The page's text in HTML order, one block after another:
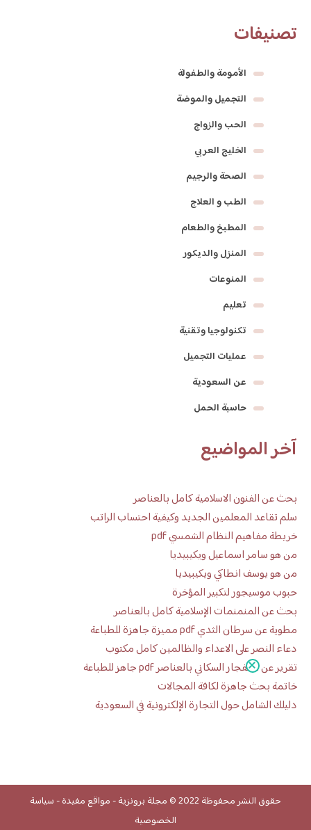
تصنيفات
الأمومة والطفولة
التجميل والموضة
الحب والزواج
الخليج العربي
الصحة والرجيم
الطب و العلاج
المطبخ والطعام
المنزل والديكور
المنوعات
تعليم
تكنولوجيا وتقنية
عمليات التجميل
عن السعودية
حاسبة الحمل
آخر المواضيع
بحث عن الفنون الاسلامية كامل بالعناصر
سلم تقاعد المعلمين الجديد وكيفية احتساب الراتب
خريطة مفاهيم النظام الشمسي pdf
من هو سامر اسماعيل ويكيبيديا
من هو يوسف انطاكي ويكيبيديا
حبوب موسيجور لتكبير المؤخرة
بحث عن المنمنمات الإسلامية كامل بالعناصر
مطوية عن سرطان الثدي pdf مميزة جاهزة للطباعة
دعاء النصر على الاعداء والظالمين كامل مكتوب
تقرير عن الانفجار السكاني بالعناصر pdf جاهز للطباعة
خاتمة بحث جاهزة لكافة المجالات
دليلك الشامل حول التجارة الإلكترونية في السعودية
حقوق النشر محفوظة 2022 © مجلة برونزية-مواقع مفيدة-سياسة
الخصوصية